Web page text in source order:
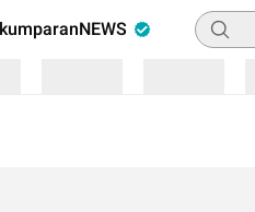
kumparanNEWS